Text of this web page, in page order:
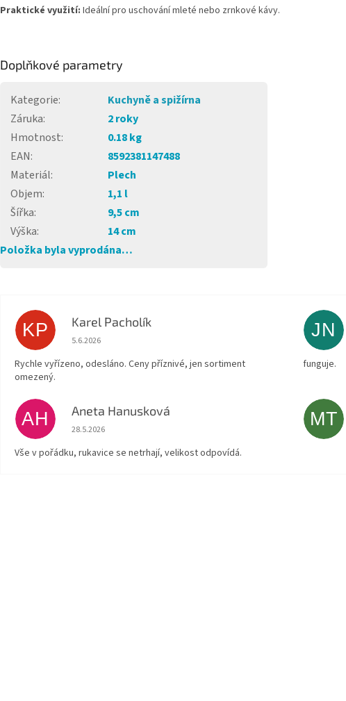
Praktické využití: Ideální pro uschování mleté nebo zrnkové kávy.
Doplňkové parametry
Kategorie:
Kuchyně a spižírna
Záruka:
2 roky
Hmotnost:
0.18 kg
EAN:
8592381147488
Materiál:
Plech
Objem:
1,1 l
Šířka:
9,5 cm
Výška:
14 cm
Položka byla vyprodána…
KP Karel Pacholík
Hodnocení obchodu je 4 z 5 hvězdiček.
5.6.2026
Rychle vyřízeno, odesláno. Ceny příznivé, jen sortiment
omezený.
JN
funguje.
AH Aneta Hanusková
Hodnocení obchodu je 5 z 5 hvězdiček.
28.5.2026
Vše v pořádku, rukavice se netrhají, velikost odpovídá.
MT